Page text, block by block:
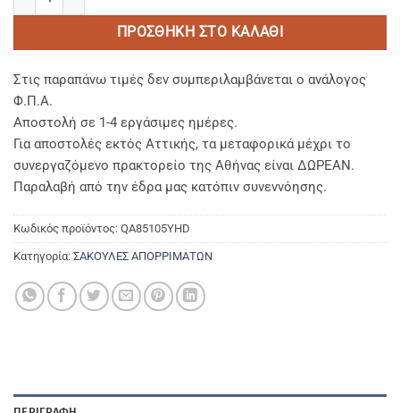
ΠΡΟΣΘΉΚΗ ΣΤΟ ΚΑΛΆΘΙ
Στις παραπάνω τιμές δεν συμπεριλαμβάνεται ο ανάλογος
Φ.Π.Α.
Αποστολή σε 1-4 εργάσιμες ημέρες.
Για αποστολές εκτός Αττικής, τα μεταφορικά μέχρι το
συνεργαζόμενο πρακτορείο της Αθήνας είναι ΔΩΡΕΑΝ.
Παραλαβή από την έδρα μας κατόπιν συνεννόησης.
Κωδικός προϊόντος: QA85105YHD
Κατηγορία: ΣΑΚΟΥΛΕΣ ΑΠΟΡΡΙΜΑΤΩΝ